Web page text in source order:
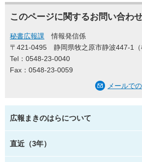
このページに関するお問い合わ
秘書広報課
情報発信係
〒421-0495
静岡県牧之原市静波447-1（
Tel：0548-23-0040
Fax：0548-23-0059
メールで
広報まきのはらについて
直近（3年）